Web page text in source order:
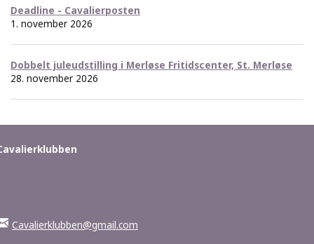
Deadline - Cavalierposten
1. november 2026
Dobbelt juleudstilling i Merløse Fritidscenter, St. Merløse
28. november 2026
Cavalierklubben@gmail.com